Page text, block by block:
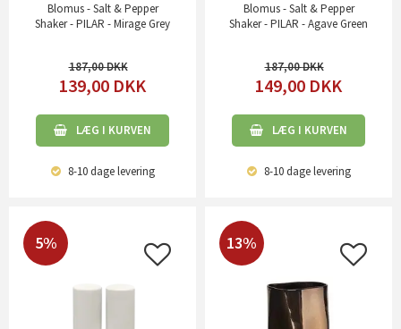
Blomus - Salt & Pepper
Shaker - PILAR - Mirage Grey
187,00
139,00 DKK
LÆG I KURVEN
8-10 dagelevering
Blomus - Salt & Pepper
Shaker - PILAR - Agave Green
187,00
149,00 DKK
LÆG I KURVEN
8-10 dagelevering
5% 13%